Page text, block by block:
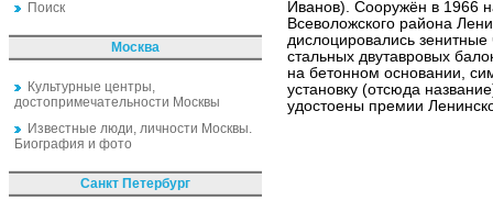
Поиск
Москва
Культурные центры,
достопримечательности Москвы
Известные люди, личности Москвы.
Биография и фото
Санкт Петербург
Иванов). Сооружён в 1966
Всеволожского района
дислоцировались
стальных двутавровых
на бетонном основании,
установку (отсюда
удостоены премии